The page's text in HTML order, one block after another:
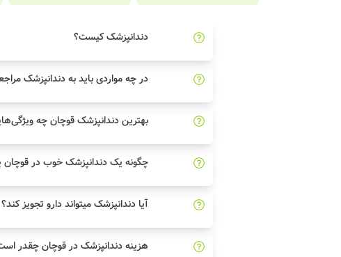
دندانپزشک کیست؟
در چه مواردی باید به دندانپزشک
بهترین دندانپزشک قوچان چه
چگونه یک دندانپزشک خوب در قوچان
آیا دندانپزشک میتواند دارو تجویز کند؟
هزینه دندانپزشک در قوچان چقدر